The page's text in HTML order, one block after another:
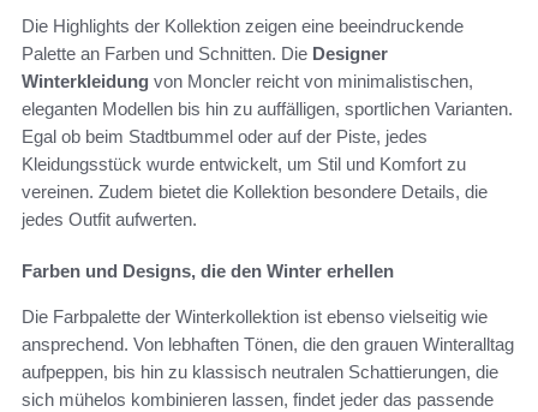
Die Highlights der Kollektion zeigen eine beeindruckende
Palette an Farben und Schnitten. Die Designer
Winterkleidung von Moncler reicht von minimalistischen,
eleganten Modellen bis hin zu auffälligen, sportlichen Varianten.
Egal ob beim Stadtbummel oder auf der Piste, jedes
Kleidungsstück wurde entwickelt, um Stil und Komfort zu
vereinen. Zudem bietet die Kollektion besondere Details, die
jedes Outfit aufwerten.
Farben und Designs, die den Winter erhellen
Die Farbpalette der Winterkollektion ist ebenso vielseitig wie
ansprechend. Von lebhaften Tönen, die den grauen Winteralltag
aufpeppen, bis hin zu klassisch neutralen Schattierungen, die
sich mühelos kombinieren lassen, findet jeder das passende